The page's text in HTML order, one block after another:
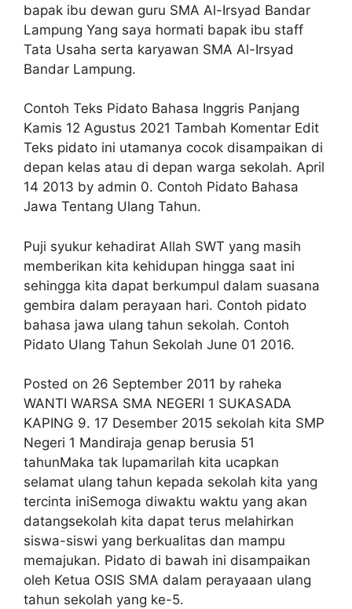
bapak ibu dewan guru SMA Al-Irsyad Bandar
Lampung Yang saya hormati bapak ibu staff
Tata Usaha serta karyawan SMA Al-Irsyad
Bandar Lampung.
Contoh Teks Pidato Bahasa Inggris Panjang
Kamis 12 Agustus 2021 Tambah Komentar Edit
Teks pidato ini utamanya cocok disampaikan di
depan kelas atau di depan warga sekolah. April
14 2013 by admin 0. Contoh Pidato Bahasa
Jawa Tentang Ulang Tahun.
Puji syukur kehadirat Allah SWT yang masih
memberikan kita kehidupan hingga saat ini
sehingga kita dapat berkumpul dalam suasana
gembira dalam perayaan hari. Contoh pidato
bahasa jawa ulang tahun sekolah. Contoh
Pidato Ulang Tahun Sekolah June 01 2016.
Posted on 26 September 2011 by raheka
WANTI WARSA SMA NEGERI 1 SUKASADA
KAPING 9. 17 Desember 2015 sekolah kita SMP
Negeri 1 Mandiraja genap berusia 51
tahunMaka tak lupamarilah kita ucapkan
selamat ulang tahun kepada sekolah kita yang
tercinta iniSemoga diwaktu waktu yang akan
datangsekolah kita dapat terus melahirkan
siswa-siswi yang berkualitas dan mampu
memajukan. Pidato di bawah ini disampaikan
oleh Ketua OSIS SMA dalam perayaaan ulang
tahun sekolah yang ke-5.